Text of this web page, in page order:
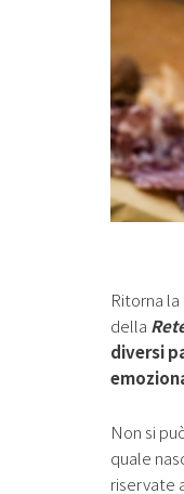
Ritorna
della
diversi
Non si
quale
riservate